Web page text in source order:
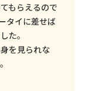
もらえるので
タイに差せば
た。
を見られな